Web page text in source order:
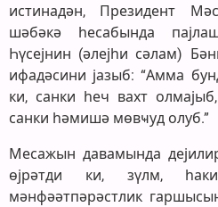
истинадән, Президент
шәбәкә һесабында
Һүсејнин (әлејһи сәлам)
ифадәсини јазыб: “Амма
ки, санки һеч вахт
санки һәмишә мөвҹуд олуб.”
Месажын давамында
өјрәтди ки, зүлм,
мәнфәәтпәрәстлик